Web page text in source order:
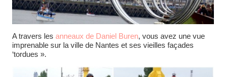
A travers les anneaux de Daniel Buren, vous avez une vue
imprenable sur la ville de Nantes et ses vieilles façades
‘tordues ».